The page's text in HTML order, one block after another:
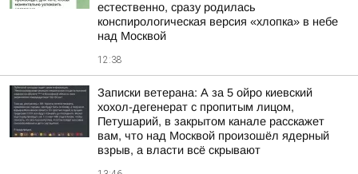
естественно, сразу родилась
конспирологическая версия «хлопка» в небе
над Москвой
12:38
Записки ветерана: А за 5 ойро киевский
хохол-дегенерат с пропитым лицом,
Петушарий, в закрытом канале расскажет
вам, что над Москвой произошёл ядерный
взрыв, а власти всё скрывают